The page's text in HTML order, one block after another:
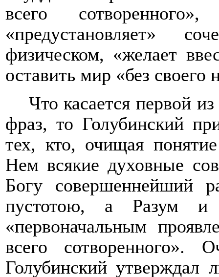
всего
«предустановляет»
физическом, «желает
оставить мир «без
Что касается первой
фраз, то Голубинский
тех, кто, очищая
Нем всякие духовные
Богу совершеннейший
пустотою, а Разум и
«первоначальным
всего сотворенного».
Голубинский